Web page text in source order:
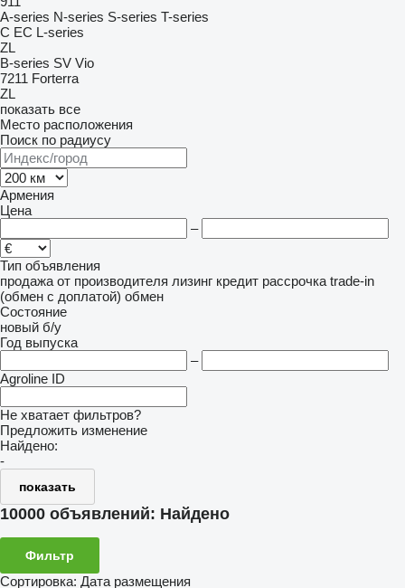
A-series N-series S-series T-series
C EC L-series
ZL
B-series SV Vio
7211 Forterra
ZL
показать все
Место расположения
Поиск по радиусу
Армения
Цена
–
Тип объявления
продажа от производителя лизинг кредит рассрочка trade-in
(обмен с доплатой) обмен
Состояние
новый б/у
Год выпуска
–
Agroline ID
Не хватает фильтров?
Предложить изменение
Найдено:
-
показать
10000 объявлений: Найдено
Фильтр
Сортировка: Дата размещения